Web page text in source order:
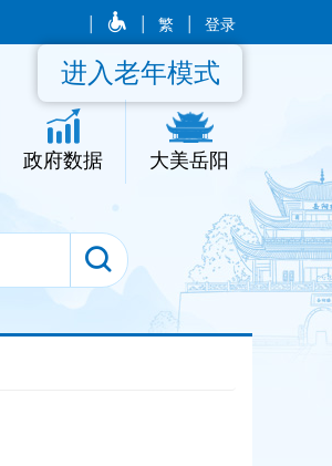
繁 登录
政府数据 大美岳阳
进入老年模式